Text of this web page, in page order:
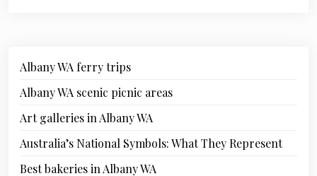
Albany WA ferry trips
Albany WA scenic picnic areas
Art galleries in Albany WA
Australia’s National Symbols: What They Represent
Best bakeries in Albany WA